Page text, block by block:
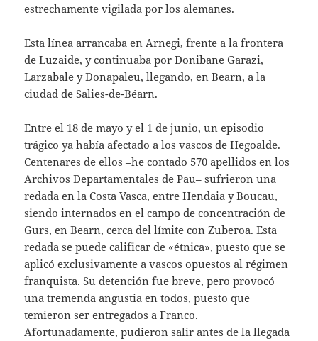
estrechamente vigilada por los alemanes.
Esta línea arrancaba en Arnegi, frente a la frontera
de Luzaide, y continuaba por Donibane Garazi,
Larzabale y Donapaleu, llegando, en Bearn, a la
ciudad de Salies-de-Béarn.
Entre el 18 de mayo y el 1 de junio, un episodio
trágico ya había afectado a los vascos de Hegoalde.
Centenares de ellos –he contado 570 apellidos en los
Archivos Departamentales de Pau– sufrieron una
redada en la Costa Vasca, entre Hendaia y Boucau,
siendo internados en el campo de concentración de
Gurs, en Bearn, cerca del límite con Zuberoa. Esta
redada se puede calificar de «étnica», puesto que se
aplicó exclusivamente a vascos opuestos al régimen
franquista. Su detención fue breve, pero provocó
una tremenda angustia en todos, puesto que
temieron ser entregados a Franco.
Afortunadamente, pudieron salir antes de la llegada